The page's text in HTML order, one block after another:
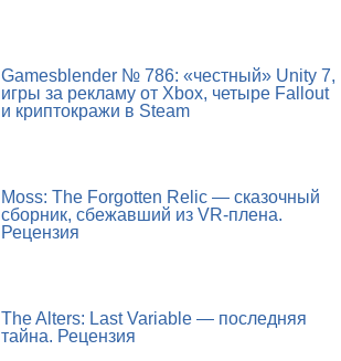
Gamesblender № 786: «честный» Unity 7,
игры за рекламу от Xbox, четыре Fallout
и криптокражи в Steam
Moss: The Forgotten Relic — сказочный
сборник, сбежавший из VR-плена.
Рецензия
The Alters: Last Variable — последняя
тайна. Рецензия